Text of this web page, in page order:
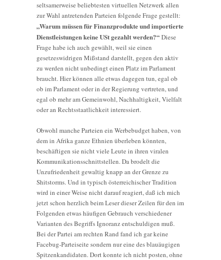
seltsamerweise beliebtesten virtuellen Netzwerk allen
zur Wahl antretenden Parteien folgende Frage gestellt:
„Warum müssen für Finanzprodukte und importierte
Dienstleistungen keine USt gezahlt werden?“ Diese
Frage habe ich auch gewählt, weil sie einen
gesetzeswidrigen Mißstand darstellt, gegen den aktiv
zu werden nicht unbedingt einen Platz im Parlament
braucht. Hier können alle etwas dagegen tun, egal ob
ob im Parlament oder in der Regierung vertreten, und
egal ob mehr am Gemeinwohl, Nachhaltigkeit, Vielfalt
oder an Rechtsstaatlichkeit interessiert.
Obwohl manche Parteien ein Werbebudget haben, von
dem in Afrika ganze Ethnien überleben könnten,
beschäftigen sie nicht viele Leute in ihren viralen
Kommunikationsschnittstellen. Da brodelt die
Unzufriedenheit gewaltig knapp an der Grenze zu
Shitstorms. Und in typisch österreichischer Tradition
wird in einer Weise nicht darauf reagiert, daß ich mich
jetzt schon herzlich beim Leser dieser Zeilen für den im
Folgenden etwas häufigen Gebrauch verschiedener
Varianten des Begriffs Ignoranz entschuldigen muß.
Bei der Partei am rechten Rand fand ich gar keine
Facebug-Parteiseite sondern nur eine des blauäugigen
Spitzenkandidaten. Dort konnte ich nicht posten, ohne